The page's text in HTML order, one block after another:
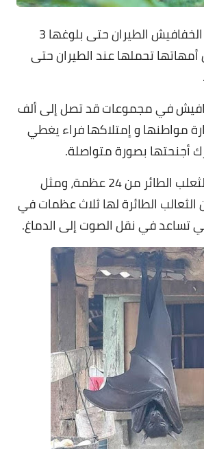
• لا تستطيع صغار الخفافيش الطيران حتى بلوغها 3
تحملها عند الطيران حتى
في مجموعات قد تصل إلى ألف
مواطنها و إمتلاكها فراء يغطي
أجنحتها بصورة متواصلة.
• تتكون جمجمة الثعلب الطائر من 24 عظمة، ومثل
الثعالب الطائرة لها ثلاث عظمات في
تساعد في نقل الصوت إلى الدماغ.